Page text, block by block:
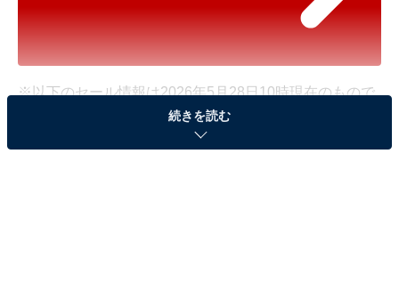
※以下のセール情報は2026年5月28日10時現在のもので
す。料金の変更、満室の場合もあります。
※本記事で紹介している商品の購入やサービスの利用により、売上の一部が
続きを読む